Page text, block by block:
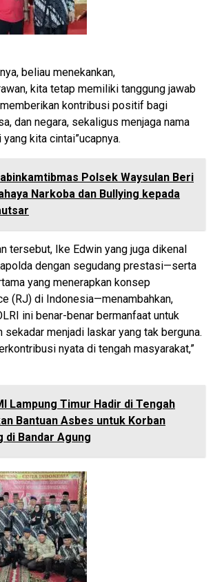
beliau menekankan,
kita tetap memiliki tanggung jawab
kontribusi positif bagi
dan negara, sekaligus menjaga nama
kita cintai”ucapnya.
Polsek Waysulan Beri
Narkoba dan Bullying kepada
tersebut, Ike Edwin yang juga dikenal
dengan segudang prestasi—serta
yang menerapkan konsep
(RJ) di Indonesia—menambahkan,
ini benar-benar bermanfaat untuk
sekadar menjadi laskar yang tak berguna.
nyata di tengah masyarakat,”
Lampung Timur Hadir di Tengah
Bantuan Asbes untuk Korban
di Bandar Agung